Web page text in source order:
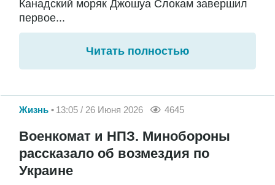
Канадский моряк Джошуа Слокам завершил
первое...
Читать полностью
Жизнь 13:05 / 26 Июня 2026 4645
Военкомат и НПЗ. Минобороны
рассказало об возмездия по
Украине